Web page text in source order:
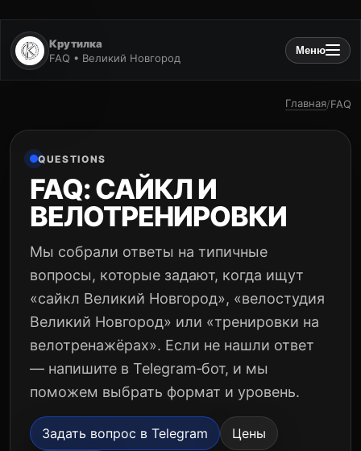
Крутилка
FAQ • Великий Новгород
Меню
Главная/FAQ
QUESTIONS
FAQ: САЙКЛ И
ВЕЛОТРЕНИРОВКИ
Мы собрали ответы на типичные
вопросы, которые задают, когда ищут
«сайкл Великий Новгород», «велостудия
Великий Новгород» или «тренировки на
велотренажёрах». Если не нашли ответ
— напишите в Telegram‑бот, и мы
поможем выбрать формат и уровень.
Задать вопрос в Telegram Цены